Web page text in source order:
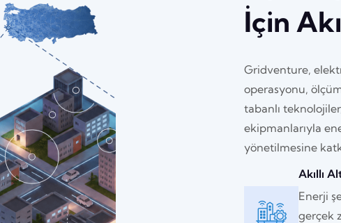
İçin
Gridventure,
operasyonu,
tabanlı
ekipmanlarıyla
yönetilmesine
Akıllı
Enerji
gerçek